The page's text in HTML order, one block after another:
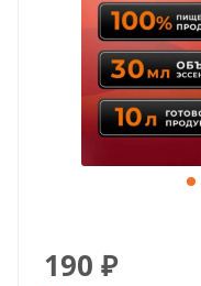
190 ₽